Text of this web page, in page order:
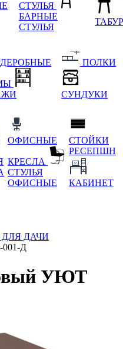
СТУЛЬЯ
БАРНЫЕ
СТУЛЬЯ
ПОЛКИ
СУНДУКИ
ОФИСНЫЕ
КРЕСЛА
СТУЛЬЯ
ОФИСНЫЕ
СТОЙКИ
РЕСЕПШН
КАБИНЕТ
ДАЧИ
Д
УЮТ